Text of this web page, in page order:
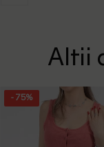
Altii
- 75%